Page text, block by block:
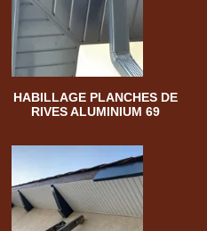
HABILLAGE PLANCHES DE
RIVES ALUMINIUM 69